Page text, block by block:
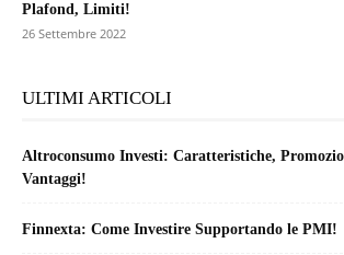
Plafond, Limiti!
26 Settembre 2022
ULTIMI ARTICOLI
Altroconsumo Investi: Caratteristiche,
Vantaggi!
Finnexta: Come Investire Supportando le PMI!